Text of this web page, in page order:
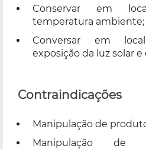
Conservar em
temperatura ambiente;
Conversar em
exposição da luz solar
Contraindicações
Manipulação de
Manipulação de